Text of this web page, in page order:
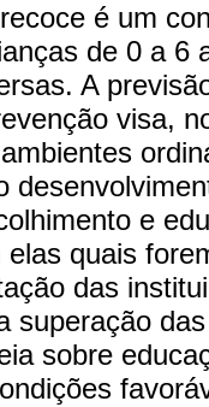
é um
de 0 a 6
A
visa,
e
quais
das
superação
sobre